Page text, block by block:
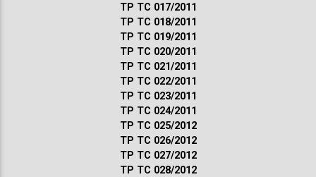
ТР ТС 017/2011
ТР ТС 018/2011
ТР ТС 019/2011
ТР ТС 020/2011
ТР ТС 021/2011
ТР ТС 022/2011
ТР ТС 023/2011
ТР ТС 024/2011
ТР ТС 025/2012
ТР ТС 026/2012
ТР ТС 027/2012
ТР ТС 028/2012